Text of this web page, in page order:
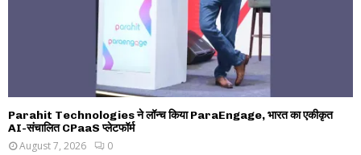
Parahit Technologies ने लॉन्च किया ParaEngage, भारत का एकीकृत
AI-संचालित CPaaS प्लेटफॉर्म
August 7, 2026
0